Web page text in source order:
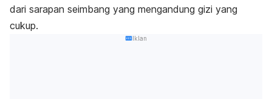
dari sarapan seimbang yang mengandung gizi yang
cukup.
Iklan